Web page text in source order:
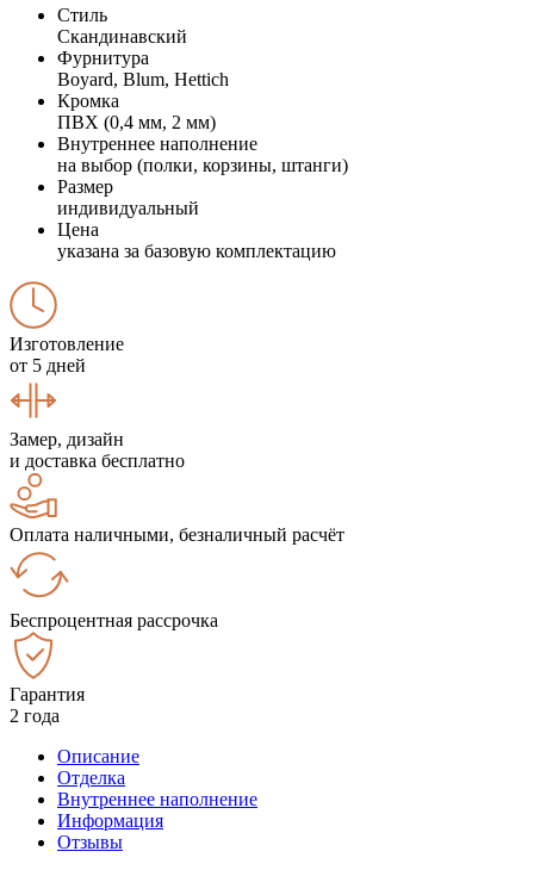
Стиль
Скандинавский
Фурнитура
Boyard, Blum, Hettich
Кромка
ПВХ (0,4 мм, 2 мм)
Внутреннее наполнение
на выбор (полки, корзины, штанги)
Размер
индивидуальный
Цена
указана за базовую комплектацию
Изготовление
от 5 дней
Замер, дизайн
и доставка бесплатно
Оплата наличными, безналичный расчёт
Беспроцентная рассрочка
Гарантия
2 года
Описание
Отделка
Внутреннее наполнение
Информация
Отзывы